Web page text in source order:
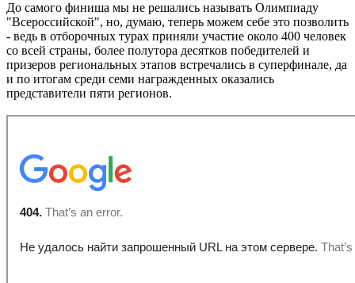
До самого финиша мы не решались называть Олимпиаду
"Всероссийской", но, думаю, теперь можем себе это позволить
- ведь в отборочных турах приняли участие около 400 человек
со всей страны, более полутора десятков победителей и
призеров региональных этапов встречались в суперфинале, да
и по итогам среди семи награжденных оказались
представители пяти регионов.